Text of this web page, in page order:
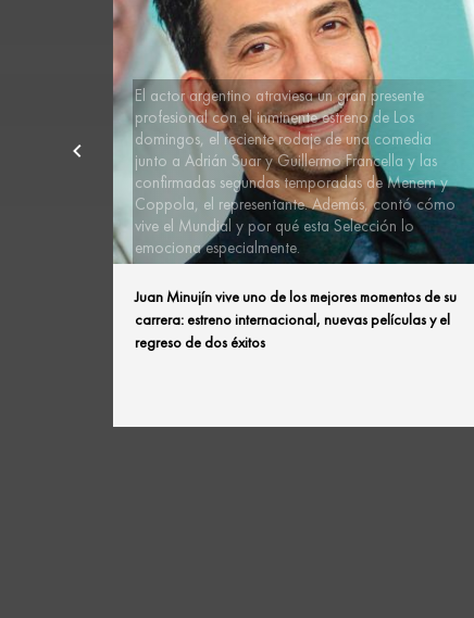
El actor argentino atraviesa un gran presente
profesional con el inminente estreno de Los
domingos, el reciente rodaje de una comedia
junto a Adrián Suar y Guillermo Francella y las
confirmadas segundas temporadas de Menem y
Coppola, el representante. Además, contó cómo
vive el Mundial y por qué esta Selección lo
emociona especialmente.
Juan Minujín vive uno de los mejores momentos de su
carrera: estreno internacional, nuevas películas y el
regreso de dos éxitos